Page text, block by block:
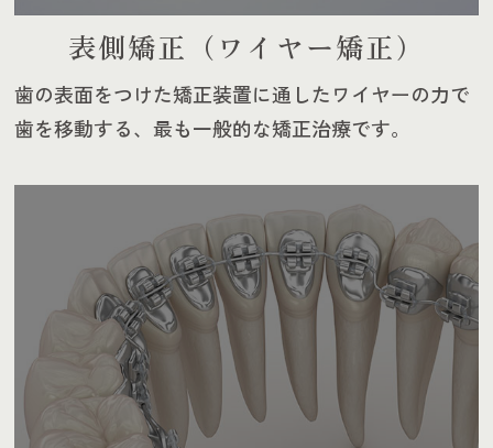
表側矯正（ワイヤー矯正）
歯の表面をつけた矯正装置に通したワイヤーの力で
歯を移動する、最も一般的な矯正治療です。